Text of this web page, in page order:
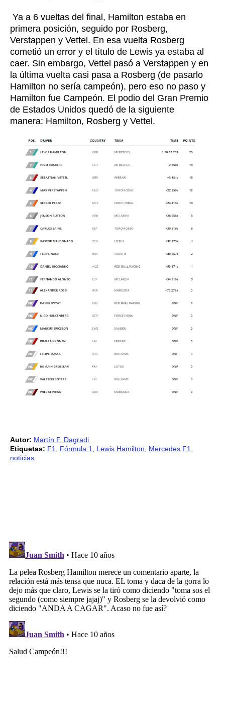
Ya a 6 vueltas del final, Hamilton estaba en
primera posición, seguido por Rosberg,
Verstappen y Vettel. En esa vuelta Rosberg
cometió un error y el título de Lewis ya estaba al
caer. Sin embargo, Vettel pasó a Verstappen y en
la última vuelta casi pasa a Rosberg (de pasarlo
Hamilton no sería campeón), pero eso no paso y
Hamilton fue Campeón. El podio del Gran Premio
de Estados Unidos quedó de la siguiente
manera: Hamilton, Rosberg y Vettel.
Autor: Martín F. Dagradi
Etiquetas: F1, Fórmula 1, Lewis Hamilton, Mercedes F1,
noticias